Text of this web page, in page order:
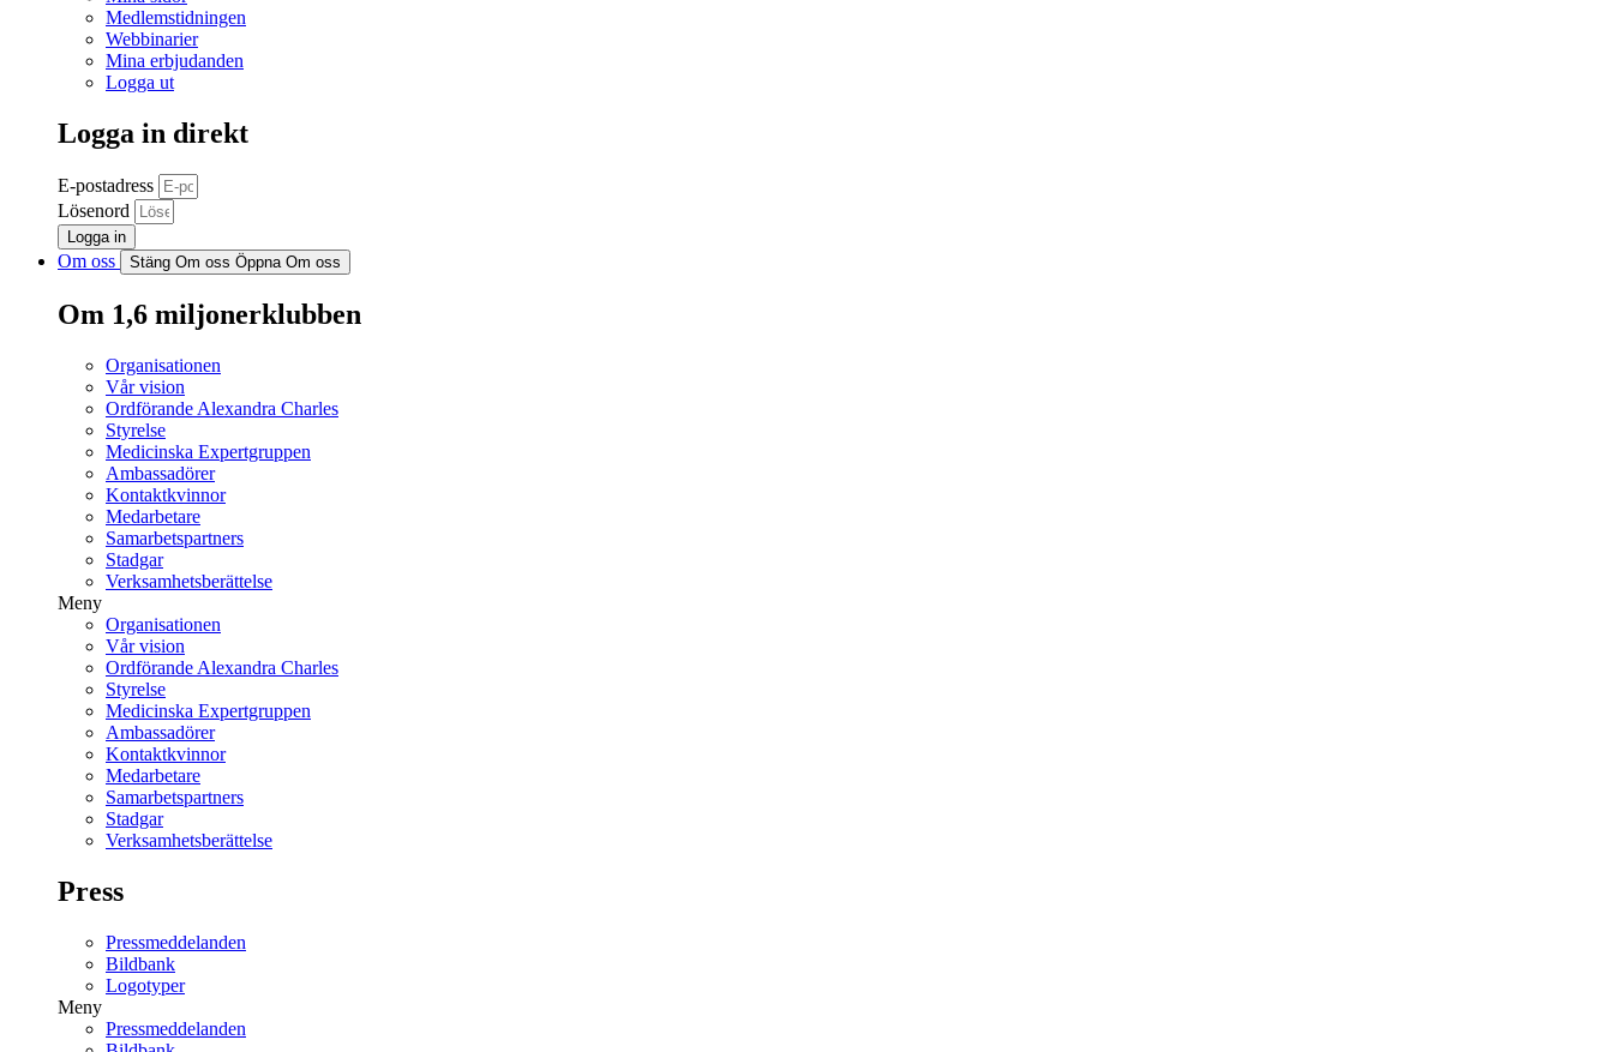
Medlemstidningen
Webbinarier
Mina erbjudanden
Logga ut
Logga in direkt
E-postadress
Lösenord
Logga in
Om oss Stäng Om oss Öppna Om oss
Om 1,6 miljonerklubben
Organisationen
Vår vision
Ordförande Alexandra Charles
Styrelse
Medicinska Expertgruppen
Ambassadörer
Kontaktkvinnor
Medarbetare
Samarbetspartners
Stadgar
Verksamhetsberättelse
Meny
Organisationen
Vår vision
Ordförande Alexandra Charles
Styrelse
Medicinska Expertgruppen
Ambassadörer
Kontaktkvinnor
Medarbetare
Samarbetspartners
Stadgar
Verksamhetsberättelse
Press
Pressmeddelanden
Bildbank
Logotyper
Meny
Pressmeddelanden